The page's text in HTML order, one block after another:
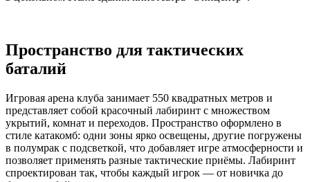
Пространство для тактических
баталий
Игровая арена клуба занимает 550 квадратных метров и
представляет собой красочный лабиринт с множеством
укрытий, комнат и переходов. Пространство оформлено в
стиле катакомб: одни зоны ярко освещены, другие погружены
в полумрак с подсветкой, что добавляет игре атмосферности и
позволяет применять разные тактические приёмы. Лабиринт
спроектирован так, чтобы каждый игрок — от новичка до